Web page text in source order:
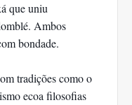
que uniu
Ambos
bondade.
tradições como o
ecoa filosofias